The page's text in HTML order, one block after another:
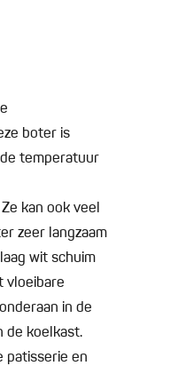
boter is
temperatuur
kan ook veel
zeer langzaam
wit schuim
vloeibare
in de
de koelkast.
patisserie en